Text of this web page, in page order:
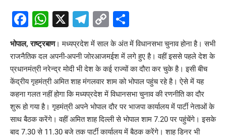
Facebook
WhatsApp
X Telegram
Copy
Link
भोपाल, राष्ट्रबाण। मध्यप्रदेश में साल के अंत में विधानसभा चुनाव होना है। सभी
राजनैतिक दल अपनी-अपनी जोरआजमईश में लगे हुए है। वहीं इससे पहले देश के
प्रधानमंत्री नरेन्द्र मोदी भी देश के कई राज्यों का दौरा कर चुके है। इसी बीच
केंद्रीय गृहमंत्री अमित शाह मंगलवार शाम को भोपाल पहुंच रहे है। ऐसे में यह
कहना गलत नहीं होगा कि मध्यप्रदेश में विधानसभा चुनाव की रणनीति का दौर
शुरू हो गया है। गृहमंत्री अपने भोपाल दौर पर भाजपा कार्यालय में पार्टी नेताओं के
साथ बैठक करेंगे। वहीं अमित शाह दिल्ली से भोपाल शाम 7.20 पर पहुंचेंगे। इसके
बाद 7.30 से 11.30 बजे तक पार्टी कार्यालय में बैठक करेंगे। शाह डिनर भी